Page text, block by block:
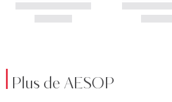
Plus de AESOP